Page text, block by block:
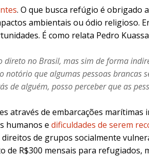
. O que busca refúgio é obrigado
ambientais ou ódio religioso.
É como relata Pedro
no Brasil, mas sim de forma
que algumas pessoas brancas
de alguém, posso perceber que as
através de embarcações
humanos e dificuldades de serem
direitos de grupos socialmente
de R$300 mensais para